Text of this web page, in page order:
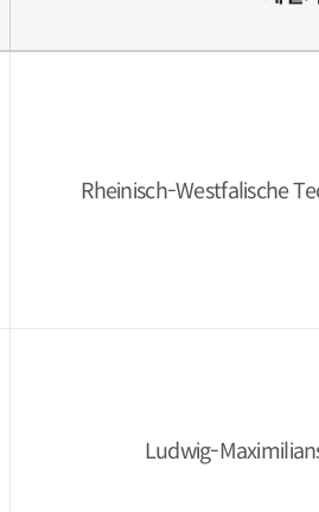
Rheinisch-Westfalische
Ludwig-